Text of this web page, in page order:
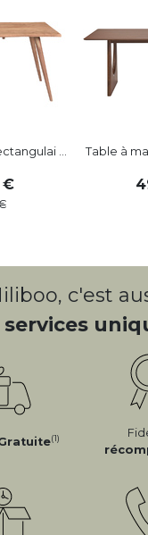
... Table à
c'est
services
(1)